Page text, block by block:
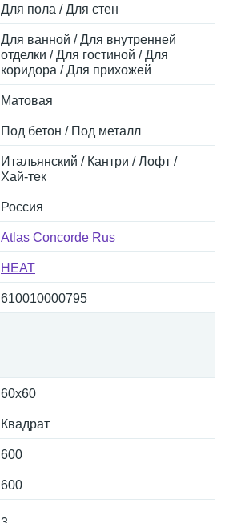
Для пола / Для стен
Для ванной / Для внутренней
отделки / Для гостиной / Для
коридора / Для прихожей
Матовая
Под бетон / Под металл
Итальянский / Кантри / Лофт /
Хай-тек
Россия
Atlas Concorde Rus
HEAT
610010000795
60x60
Квадрат
600
600